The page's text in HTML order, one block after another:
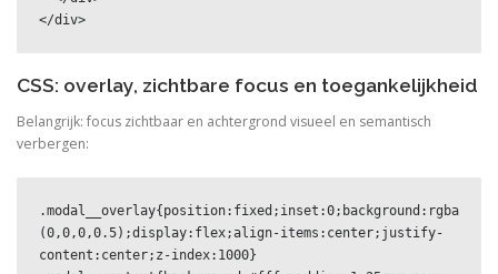
</div>
CSS: overlay, zichtbare focus en toegankelijkheid
Belangrijk: focus zichtbaar en achtergrond visueel en semantisch
verbergen:
.modal__overlay{position:fixed;inset:0;background:rgba
(0,0,0,0.5);display:flex;align-items:center;justify-
content:center;z-index:1000}